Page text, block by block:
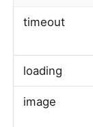
timeout
loading
image